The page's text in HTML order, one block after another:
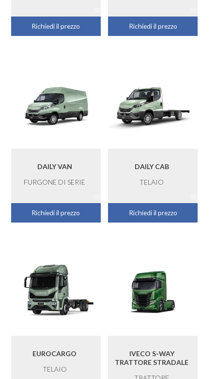
Richiedi il prezzo Richiedi il prezzo
DAILY VAN
FURGONE DI SERIE
Richiedi il prezzo
DAILY CAB
TELAIO
Richiedi il prezzo
EUROCARGO
TELAIO
IVECO S-WAY
TRATTORE STRADALE